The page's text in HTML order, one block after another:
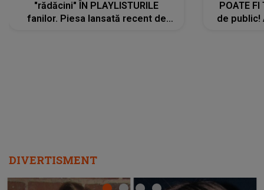
"rădăcini" ÎN PLAYLISTURILE
fanilor. Piesa lansată recent de
POATE FI
de public!
DIVERTISMENT